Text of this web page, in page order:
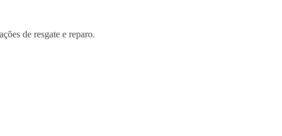
de resgate e reparo.